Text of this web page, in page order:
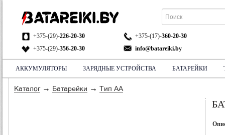
+375-(29)-226-20-30
+375-(29)-356-20-30
+375-(17)-360-20-30
info@batareiki.by
АДРЕС:
НА КАРТЕ
АККУМУЛЯТОРЫ ЗАРЯДНЫЕ УСТРОЙСТВА БАТАРЕЙКИ
Каталог→ Батарейки → Тип АА